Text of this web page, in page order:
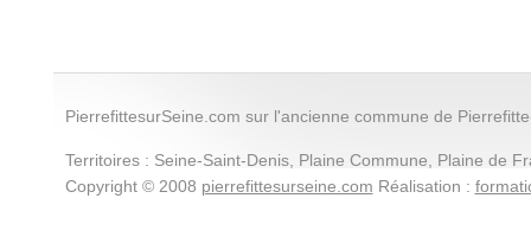
PierrefittesurSeine.com sur l'ancienne commune de
Territoires : Seine-Saint-Denis, Plaine Commune, Plaine de
Copyright © 2008 pierrefittesurseine.com Réalisation :